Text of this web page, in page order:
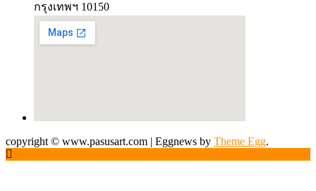
กรุงเทพฯ 10150
copyright © www.pasusart.com | Eggnews by Theme Egg.